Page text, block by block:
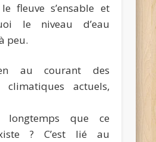
fleuve s’ensable et
le niveau d’eau
peu.
au courant des
climatiques actuels,
que ce
? C’est lié au